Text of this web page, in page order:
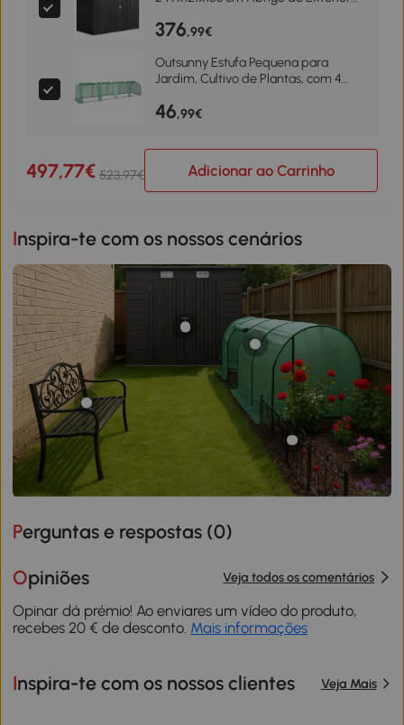
Trava Abrigo para Pátio Cinza
376,99€
Outsunny Estufa Pequena para
Jardim, Cultivo de Plantas, com 4
Verde
46,99€
497,77€ 523,97€ Adicionar ao Carrinho
Inspira-te com os nossos cenários
Perguntas e respostas (0)
Opiniões Veja todos os comentários
Opinar dá prémio! Ao enviares um vídeo do produto,
recebes 20 € de desconto. Mais informações
Inspira-te com os nossos clientes Veja Mais